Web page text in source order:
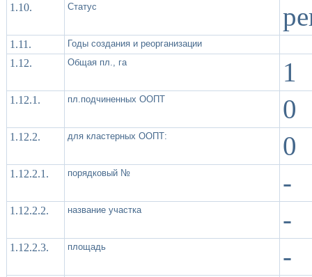
1.10. Статус
1.11. Годы создания и реорганизации
1.12. Общая пл., га 1
1.12.1. пл.подчиненных ООПТ 0
1.12.2. для кластерных ООПТ: 0
1.12.2.1. порядковый № -
1.12.2.2. название участка -
1.12.2.3. площадь -